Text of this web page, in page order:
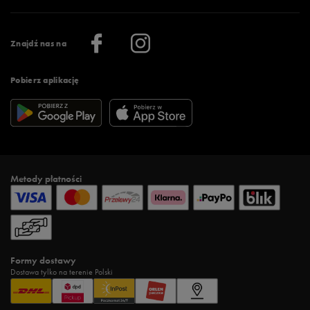
Znajdź nas na
Pobierz aplikację
Regulamin aplikacji 50 style
Więcej regulaminów >
Praca
Informacje o firmie
Metody płatności
Formy dostawy
Dostawa tylko na terenie Polski